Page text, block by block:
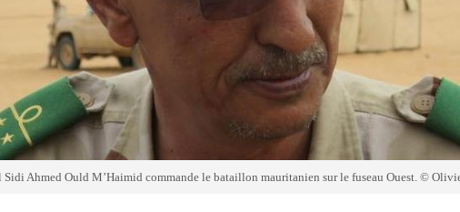
Sidi Ahmed Ould M’Haimid commande le bataillon mauritanien sur le fuseau Ouest. ©